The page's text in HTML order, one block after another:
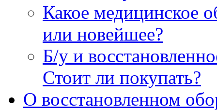
Какое медицинское
или новейшее?
Б/у и
Стоит ли покупать?
О восстановленном